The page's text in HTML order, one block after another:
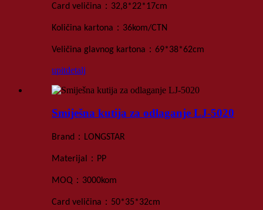
Card veličina ： 32,8*22*17cm
Količina kartona ： 36kom/CTN
Veličina glavnog kartona ： 69*38*62cm
upitdetalj
Smiješna kutija za odlaganje LJ-5020
Brand ： LONGSTAR
Materijal ： PP
MOQ ： 3000kom
Card veličina ： 50*35*32cm